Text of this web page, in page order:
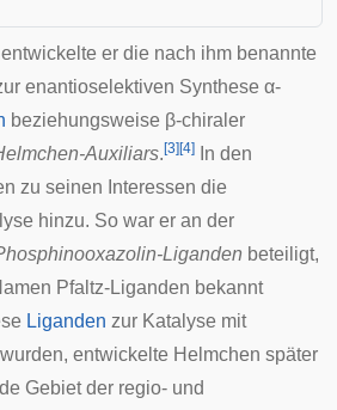
er die nach ihm benannte
enantioselektiven Synthese α-
beziehungsweise β-chiraler
Auxiliars. [3] [4]
In den
zu seinen Interessen die
hinzu. So war er an der
Liganden beteiligt,
Pfaltz-Liganden bekannt
Liganden zur Katalyse mit
entwickelte Helmchen später
Gebiet der regio- und